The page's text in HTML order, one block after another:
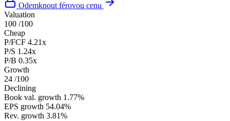
Odemknout férovou cenu
Valuation
100 /100
Cheap
P/FCF 4.21x
P/S 1.24x
P/B 0.35x
Growth
24 /100
Declining
Book val. growth 1.77%
EPS growth 54.04%
Rev. growth 3.81%